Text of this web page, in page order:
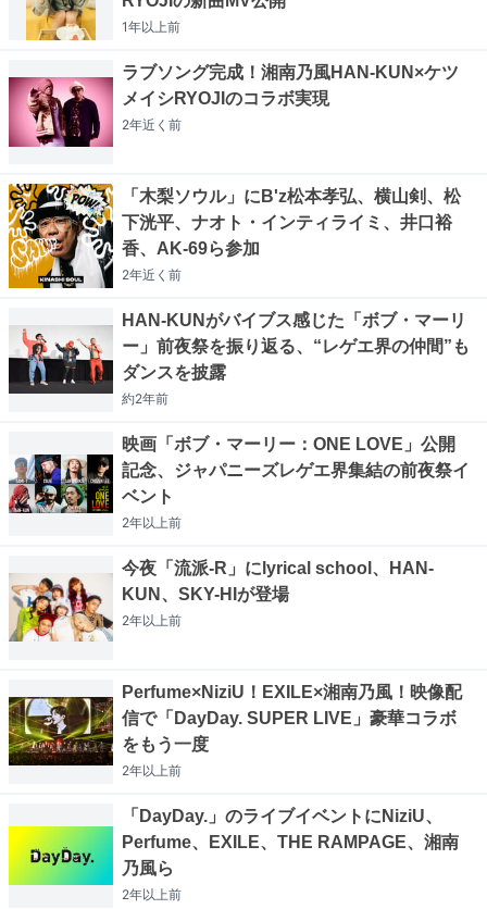
1年以上前
ラブソング完成！湘南乃風HAN-KUN×ケツ
メイシRYOJIのコラボ実現
2年近く 前
「木梨ソウル」にB'z松本孝弘、横山剣、松
下洸平、ナオト・インティライミ、井口裕
香、AK-69ら参加
2年近く 前
HAN-KUNがバイブス感じた「ボブ・マーリ
ー」前夜祭を振り返る、“レゲエ界の仲間”も
ダンスを披露
約2年前
映画「ボブ・マーリー：ONE LOVE」公開
記念、ジャパニーズレゲエ界集結の前夜祭イ
ベント
2年以上前
今夜「流派-R」にlyrical school、HAN-
KUN、SKY-HIが登場
2年以上前
Perfume×NiziU！EXILE×湘南乃風！映像配
信で「DayDay. SUPER LIVE」豪華コラボ
をもう一度
2年以上前
「DayDay.」のライブイベントにNiziU、
Perfume、EXILE、THE RAMPAGE、湘南
乃風ら
2年以上前